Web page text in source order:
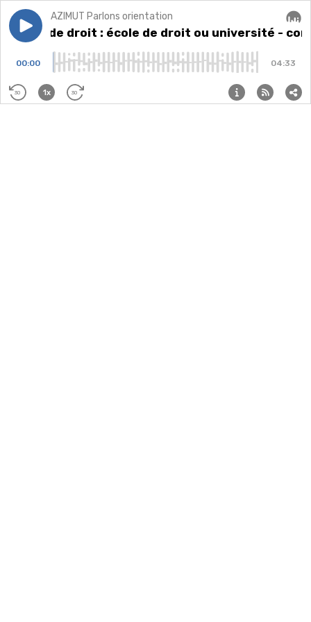
Play episodeÉtudes de droit : école de droit ou université -
AZIMUT Parlons orientation
Études de droit : école de droit ou université -
00:00 04:33
30 1x 30